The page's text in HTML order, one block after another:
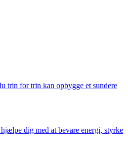
trin for trin kan opbygge et sundere
dig med at bevare energi, styrke